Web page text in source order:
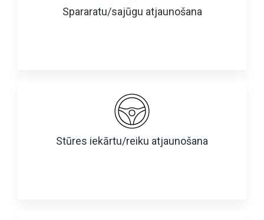
Spararatu/sajūgu atjaunošana
Stūres iekārtu/reiku atjaunošana